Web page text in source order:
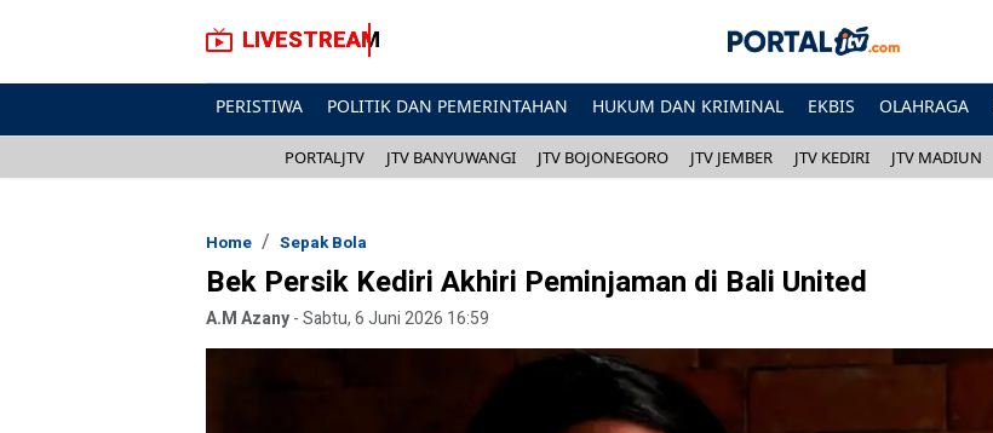
LIVESTREAM
PERISTIWA POLITIK DAN PEMERINTAHAN HUKUM DAN KRIMINAL EKBIS OLAHRAGA
PORTALJTV JTV BANYUWANGI JTV BOJONEGORO JTV JEMBER JTV KEDIRI JTV MADIUN
Home Sepak Bola
Bek Persik Kediri Akhiri Peminjaman di Bali United
A.M Azany-Sabtu, 6 Juni 2026 16:59